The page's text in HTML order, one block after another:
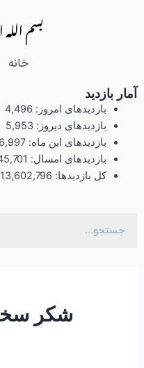
بسم
خانه
آمار بازدید
بازدیدهای امروز: 4,496
بازدیدهای دیروز: 5,953
بازدیدهای این ماه:
بازدیدهای امسال:
کل بازدیدها: 13,602,796
شکر